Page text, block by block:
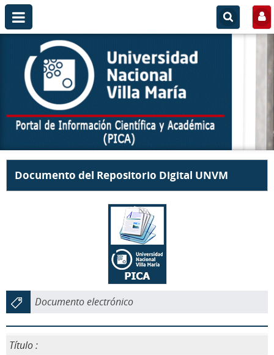
Documento del Repositorio Digital UNVM
Documento electrónico
Título :